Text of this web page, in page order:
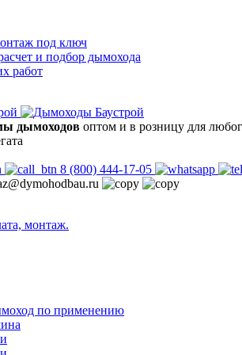
под ключ
и подбор дымохода
работ
дымоходов оптом и в розницу для
8 (800) 444-17-05
монтаж.
по применению